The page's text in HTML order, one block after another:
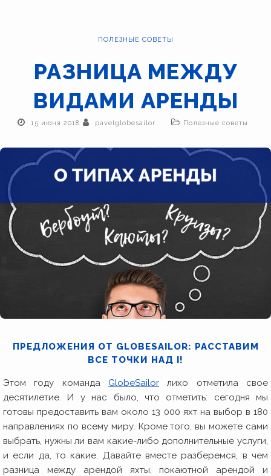
ПОЛЕЗНЫЕ СОВЕТЫ
РАЗНИЦА МЕЖДУ
ВИДАМИ АРЕНДЫ
15 июня 2018 pavelglobesailor Полезные советы
ПРЕДЛОЖЕНИЯ ОТ GLOBESAILOR: РАССТАВИМ
ВСЕ ТОЧКИ НАД I!
Этом году команда GlobeSailor лихо отметила свое
десятилетие. И у нас было, что отметить: сегодня мы
готовы предоставить вам около 13 000 яхт на выбор в 180
направлениях по всему миру. Кроме того, вы можете сами
выбрать, нужны ли вам какие-либо дополнительные услуги,
и если да, то какие. Давайте вместе разберемся, в чем
разница между арендой яхты, покаютной арендой и